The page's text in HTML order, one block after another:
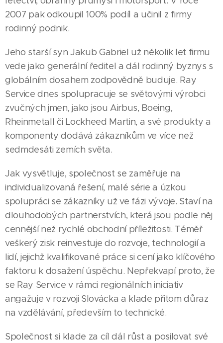
2007 pak odkoupil 100% podíl a učinil z firmy
rodinný podnik.
Jeho starší syn Jakub Gabriel už několik let firmu
vede jako generální ředitel a dál rodinný byznys s
globálním dosahem zodpovědně buduje. Ray
Service dnes spolupracuje se světovými výrobci
zvučných jmen, jako jsou Airbus, Boeing,
Rheinmetall či Lockheed Martin, a své produkty a
komponenty dodává zákazníkům ve více než
sedmdesáti zemích světa.
Jak vysvětluje, společnost se zaměřuje na
individualizovaná řešení, malé série a úzkou
spolupráci se zákazníky už ve fázi vývoje. Staví na
dlouhodobých partnerstvích, která jsou podle něj
cennější než rychlé obchodní příležitosti. Téměř
veškerý zisk reinvestuje do rozvoje, technologií a
lidí, jejichž kvalifikované práce si cení jako klíčového
faktoru k dosažení úspěchu. Nepřekvapí proto, že
se Ray Service v rámci regionálních iniciativ
angažuje v rozvoji Slovácka a klade přitom důraz
na vzdělávání, především to technické.
Společnost si klade za cíl dál růst a posilovat své